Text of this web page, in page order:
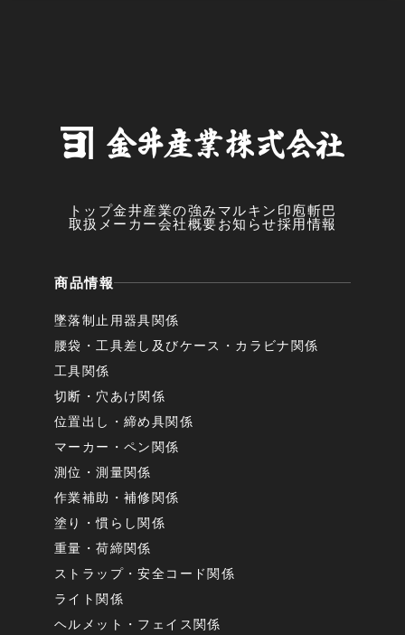
トップ金井産業の強み マルキン印 庖斬巴
取扱メーカー会社概要お知らせ採用情報
商品情報
墜落制止用器具関係
腰袋・工具差し及びケース・カラビナ関係
工具関係
切断・穴あけ関係
位置出し・締め具関係
マーカー・ペン関係
測位・測量関係
作業補助・補修関係
塗り・慣らし関係
重量・荷締関係
ストラップ・安全コード関係
ライト関係
ヘルメット・フェイス関係